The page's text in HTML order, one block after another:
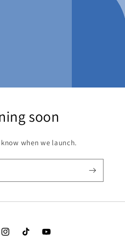
soon
when we launch.
InstagramTikTok YouTube